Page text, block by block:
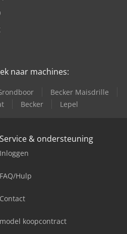
naar machines:
Becker Maisdrille
Becker Lepel
Service & ondersteuning
Inloggen
FAQ/Hulp
Contact
model koopcontract